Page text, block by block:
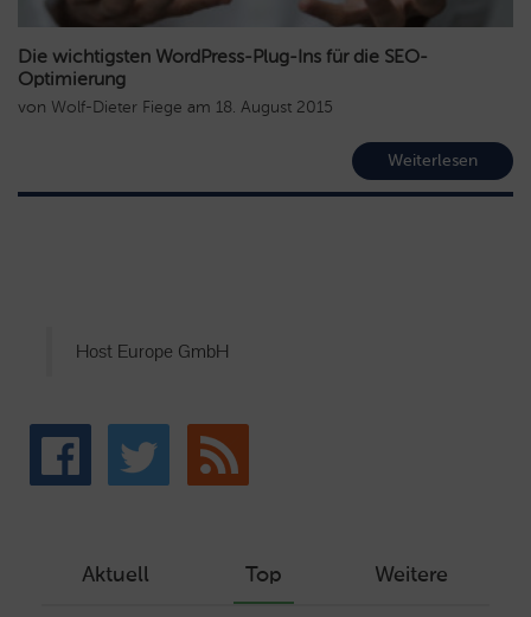
Die wichtigsten WordPress-Plug-Ins für die SEO-
Optimierung
von Wolf-Dieter Fiege am 18. August 2015
Weiterlesen
Host Europe GmbH
Aktuell Top Weitere